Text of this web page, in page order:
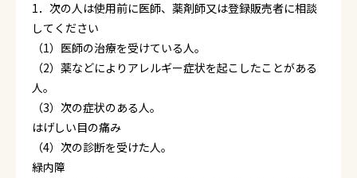
1．次の人は使用前に医師、薬剤師又は登録販売者に相談
してください
（1）医師の治療を受けている人。
（2）薬などによりアレルギー症状を起こしたことがある
人。
（3）次の症状のある人。
はげしい目の痛み
（4）次の診断を受けた人。
緑内障